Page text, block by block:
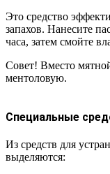
Это средство
запахов. Нанесите
часа, затем смойте
Совет! Вместо
ментоловую.
Специальные
Из средств для
выделяются: